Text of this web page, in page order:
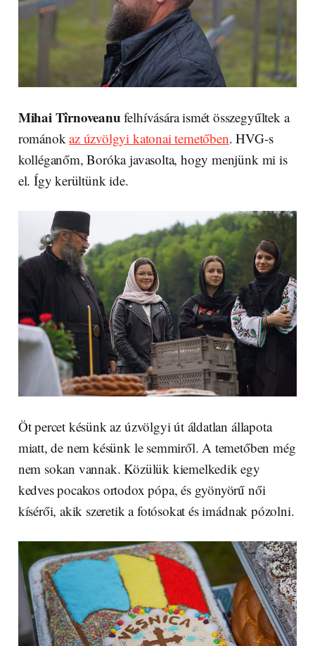
Mihai Tîrnoveanu felhívására ismét összegyűltek a
románokaz úzvölgyi katonai temetőben. HVG-s
kolléganőm, Boróka javasolta, hogy menjünk mi is
el. Így kerültünk ide.
Öt percet késünk az úzvölgyi út áldatlan állapota
miatt, de nem késünk le semmiről. A temetőben még
nem sokan vannak. Közülük kiemelkedik egy
kedves pocakos ortodox pópa, és gyönyörű női
kísérői, akik szeretik a fotósokat és imádnak pózolni.